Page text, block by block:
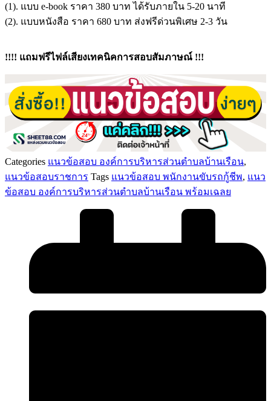
พนักงาน
ขับ
กู้
บริหาร
ส่วน
บ้านนา
ชิ้น
(1). แบบ e-book ราคา 380 บาท ได้รับภายใน 5-20 นาที
(2). แบบหนังสือ ราคา 680 บาท ส่งฟรีด่วนพิเศษ 2-3 วัน
!!!! แถมฟรีไฟล์เสียงเทคนิคการสอบสัมภาษณ์ !!!
Categories แนวข้อสอบ องค์การบริหารส่วนตําบลบ้านเรือน,
แนวข้อสอบราชการ Tags แนวข้อสอบ พนักงานขับรถกู้ชีพ, แนว
ข้อสอบ องค์การบริหารส่วนตําบลบ้านเรือน พร้อมเฉลย